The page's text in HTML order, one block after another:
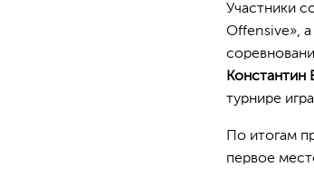
Участники
Offensive»,
Константин
турнире
По итогам
первое